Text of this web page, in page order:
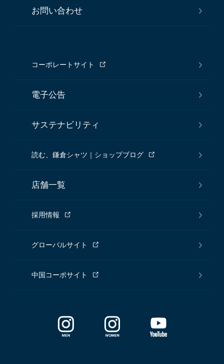
お問い合わせ
コーポレートサイト
電子公告
サステナビリティ
読む、鎌倉シャツ｜ショップブログ
店舗一覧
採用情報
グローバルサイト
中国コーポサイト